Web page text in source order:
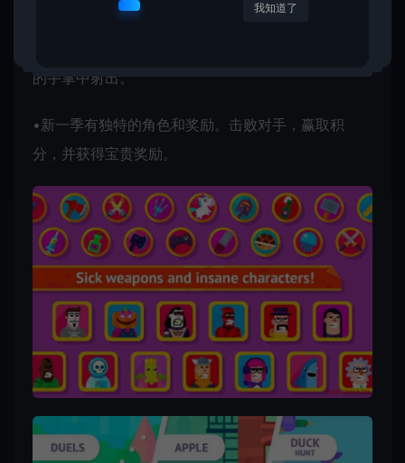
的手掌中射出。
•新一季有独特的角色和奖励。击败对手，赢取积
分，并获得宝贵奖励。
我知道了